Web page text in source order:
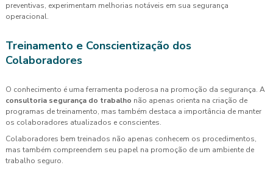
preventivas, experimentam melhorias notáveis em sua segurança
operacional.
Treinamento e Conscientização dos
Colaboradores
O conhecimento é uma ferramenta poderosa na promoção da segurança. A
consultoria segurança do trabalho não apenas orienta na criação de
programas de treinamento, mas também destaca a importância de manter
os colaboradores atualizados e conscientes.
Colaboradores bem treinados não apenas conhecem os procedimentos,
mas também compreendem seu papel na promoção de um ambiente de
trabalho seguro.